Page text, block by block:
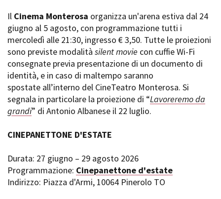
Il Cinema Monterosa organizza un'arena estiva dal 24
giugno al 5 agosto, con programmazione tutti i
mercoledì alle 21:30, ingresso € 3,50. Tutte le proiezioni
sono previste modalità silent movie con cuffie Wi-Fi
consegnate previa presentazione di un documento di
identità, e in caso di maltempo saranno
spostate all’interno del CineTeatro Monterosa. Si
segnala in particolare la proiezione di “Lavoreremo da
grandi” di Antonio Albanese il 22 luglio.
CINEPANETTONE D'ESTATE
Durata: 27 giugno – 29 agosto 2026
Programmazione: Cinepanettone d'estate
Indirizzo: Piazza d'Armi, 10064 Pinerolo TO